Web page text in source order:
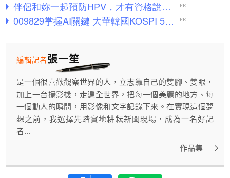
張一笙
編輯記者
是一個很喜歡觀察世界的人，立志靠自己的雙腳、雙眼，
加上一台攝影機，走遍全世界，把每一個美麗的地方、每
一個動人的瞬間，用影像和文字記錄下來。在實現這個夢
想之前，我選擇先踏實地耕耘新聞現場，成為一名好記
者...
作品集